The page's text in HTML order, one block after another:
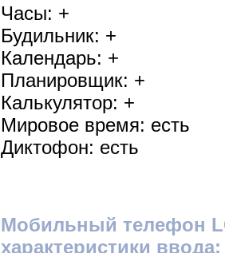
Часы: +
Будильник: +
Календарь: +
Планировщик: +
Калькулятор: +
Мировое время: есть
Диктофон: есть
Мобильный телефон
характеристики ввода: